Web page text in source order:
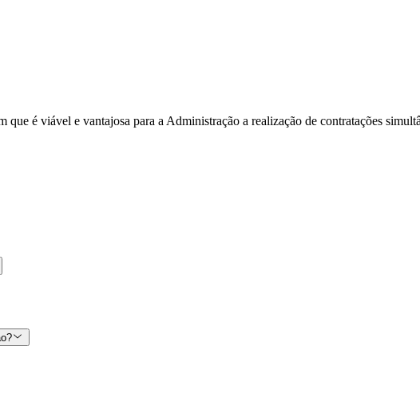
é viável e vantajosa para a Administração a realização de contratações